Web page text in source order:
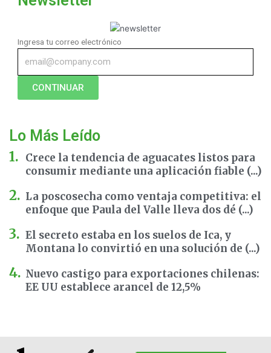
Ingresa tu correo electrónico
CONTINUAR
Lo Más Leído
Crece la tendencia de aguacates listos para
consumir mediante una aplicación fiable (...)
La poscosecha como ventaja competitiva: el
enfoque que Paula del Valle lleva dos dé (...)
El secreto estaba en los suelos de Ica, y
Montana lo convirtió en una solución de (...)
Nuevo castigo para exportaciones chilenas:
EE UU establece arancel de 12,5%